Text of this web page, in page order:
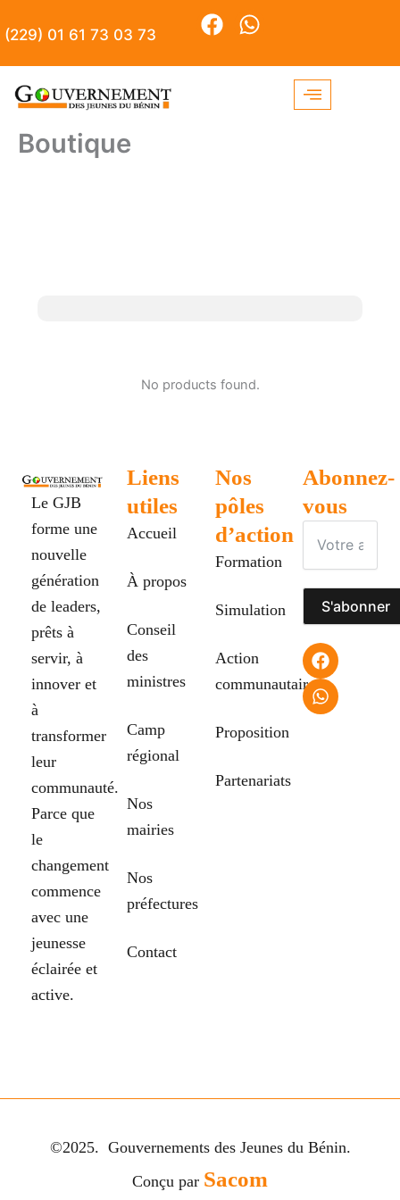
au(229) 01 61 73 03 73 agjbenin@gmail.com
F
a
c
W
h
a
Boutique
No products found.
Le GJB
forme une
nouvelle
génération
de leaders,
prêts à
servir, à
innover et
à
transformer
leur
communauté.
Parce que
le
changement
commence
avec une
jeunesse
éclairée et
active.
Liens
utiles
Accueil
À propos
Conseil
des
ministres
Camp
régional
Nos
mairies
Nos
préfectures
Contact
Nos
pôles
d’action
Formation
Simulation
Action
communautaire
Proposition
Partenariats
Abonnez-
vous
S'abonner
F
a
c
e
W
h
a
t
©2025. Gouvernements des Jeunes du Bénin.
Conçu par Sacom